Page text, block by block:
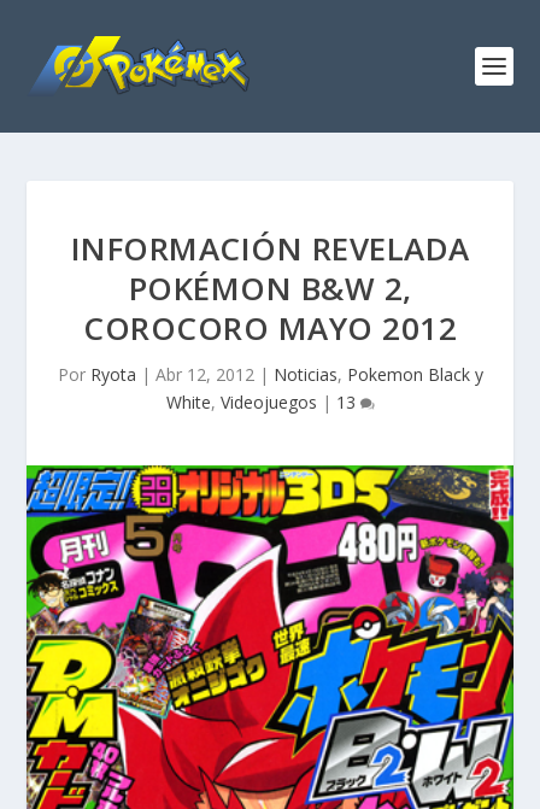
INFORMACIÓN REVELADA
POKÉMON B&W 2,
COROCORO MAYO 2012
Por Ryota | Abr 12, 2012| Noticias, Pokemon Black y
White, Videojuegos | 13